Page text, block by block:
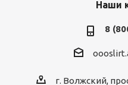
Наши
8
г. Волжский,